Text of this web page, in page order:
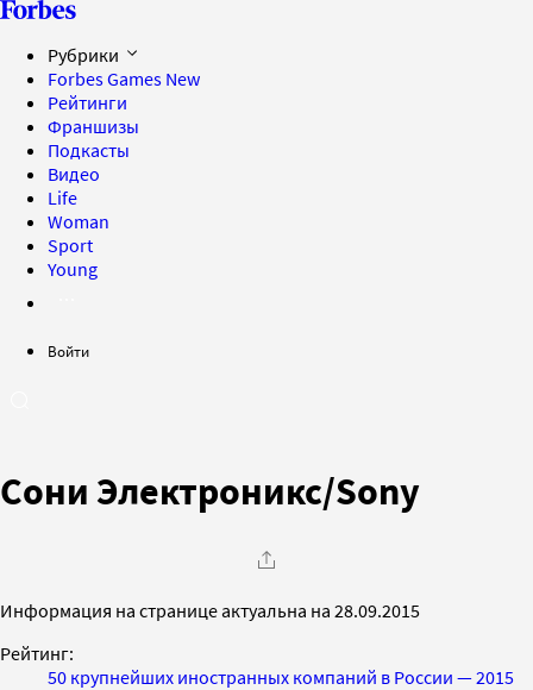
Рубрики
Forbes Games New
Рейтинги
Франшизы
Подкасты
Видео
Life
Woman
Sport
Young
Войти
Сони Электроникс/Sony
Информация на странице актуальна на 28.09.2015
Рейтинг:
50 крупнейших иностранных компаний в России — 2015